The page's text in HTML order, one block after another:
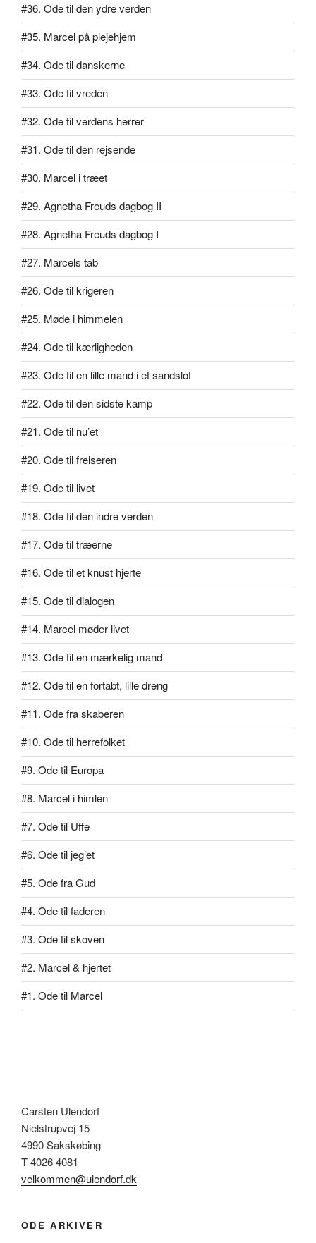
#36. Ode til den ydre verden
#35. Marcel på plejehjem
#34. Ode til danskerne
#33. Ode til vreden
#32. Ode til verdens herrer
#31. Ode til den rejsende
#30. Marcel i træet
#29. Agnetha Freuds dagbog II
#28. Agnetha Freuds dagbog I
#27. Marcels tab
#26. Ode til krigeren
#25. Møde i himmelen
#24. Ode til kærligheden
#23. Ode til en lille mand i et sandslot
#22. Ode til den sidste kamp
#21. Ode til nu’et
#20. Ode til frelseren
#19. Ode til livet
#18. Ode til den indre verden
#17. Ode til træerne
#16. Ode til et knust hjerte
#15. Ode til dialogen
#14. Marcel møder livet
#13. Ode til en mærkelig mand
#12. Ode til en fortabt, lille dreng
#11. Ode fra skaberen
#10. Ode til herrefolket
#9. Ode til Europa
#8. Marcel i himlen
#7. Ode til Uffe
#6. Ode til jeg’et
#5. Ode fra Gud
#4. Ode til faderen
#3. Ode til skoven
#2. Marcel & hjertet
#1. Ode til Marcel
Carsten Ulendorf
Nielstrupvej 15
4990 Sakskøbing
T 4026 4081
velkommen@ulendorf.dk
ODE ARKIVER